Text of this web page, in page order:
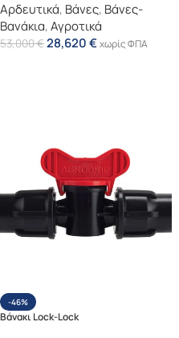
Αρδευτικά, Βάνες, Βάνες-
Βανάκια,Αγροτικά
53,000€28,620€χωρίς ΦΠΑ
-46%
Βάνακι Lock-Lock